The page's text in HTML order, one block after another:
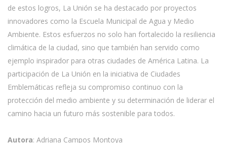
de estos logros, La Unión se ha destacado por proyectos
innovadores como la Escuela Municipal de Agua y Medio
Ambiente. Estos esfuerzos no solo han fortalecido la resiliencia
climática de la ciudad, sino que también han servido como
ejemplo inspirador para otras ciudades de América Latina. La
participación de La Unión en la iniciativa de Ciudades
Emblemáticas refleja su compromiso continuo con la
protección del medio ambiente y su determinación de liderar el
camino hacia un futuro más sostenible para todos.
Autora: Adriana Campos Montoya